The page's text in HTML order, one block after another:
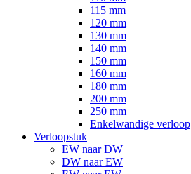
115 mm
120 mm
130 mm
140 mm
150 mm
160 mm
180 mm
200 mm
250 mm
Enkelwandige verloop
Verloopstuk
EW naar DW
DW naar EW